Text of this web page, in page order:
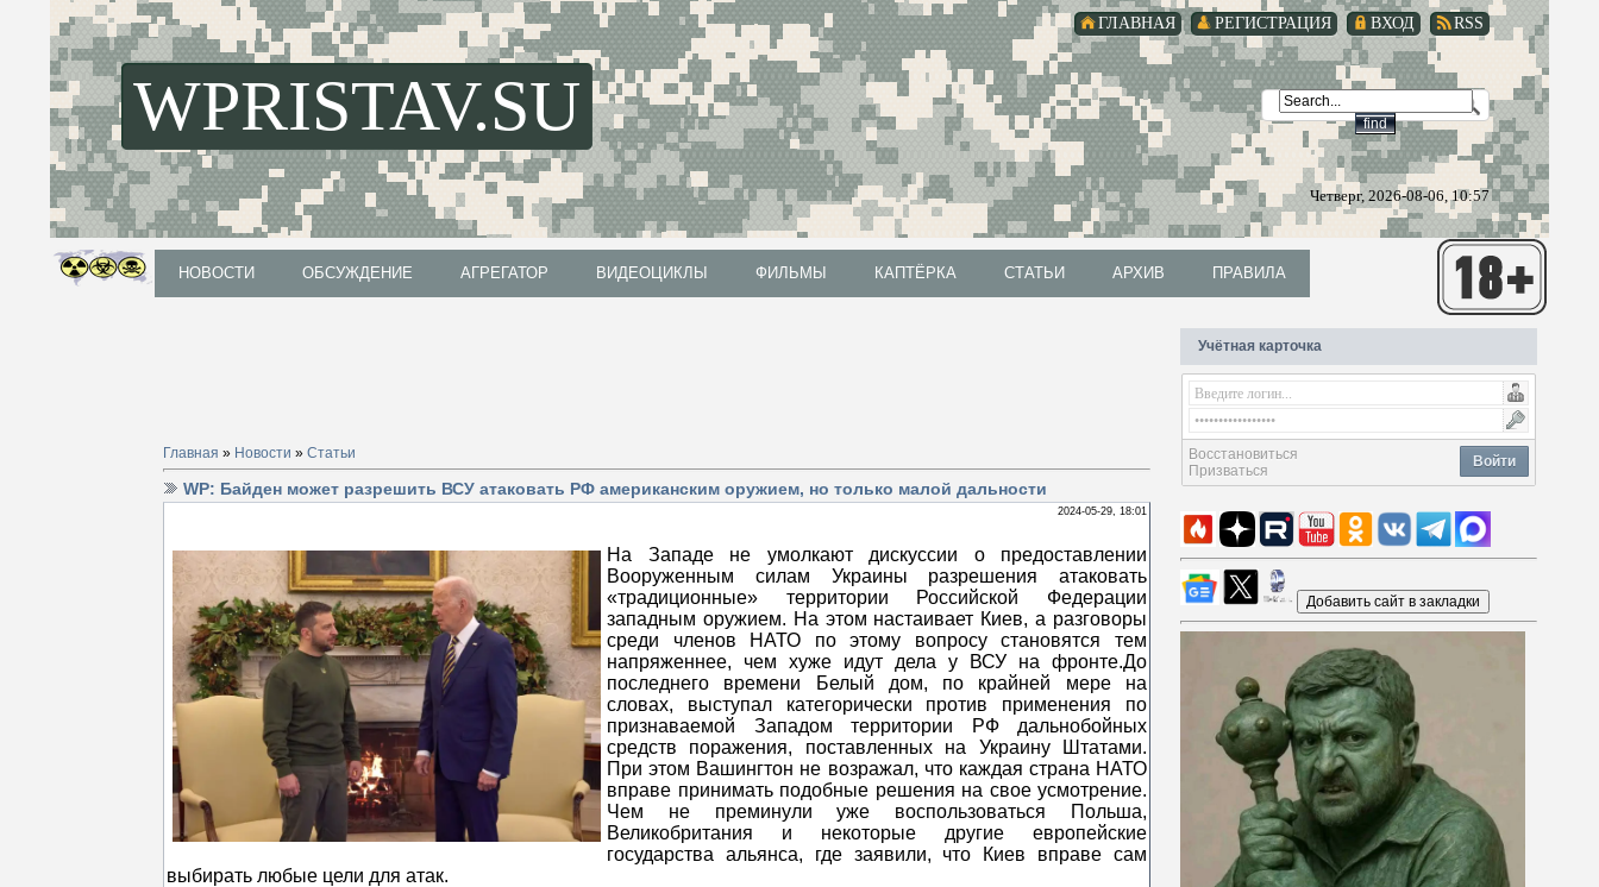
RSS
ВХОД
РЕГИСТРАЦИЯ
ГЛАВНАЯ
WPRISTAV.SU
Четверг, 2026-08-06, 10:57
НОВОСТИ ОБСУЖДЕНИЕ АГРЕГАТОР ВИДЕОЦИКЛЫ ФИЛЬМЫ КАПТЁРКА СТАТЬИ АРХИВ ПРАВИЛА
Главная » Новости » Статьи
WP: Байден может разрешить ВСУ атаковать РФ американским оружием, но только малой дальности
2024-05-29, 18:01
На Западе не умолкают дискуссии о предоставлении
Вооруженным силам Украины разрешения атаковать
«традиционные» территории Российской Федерации
западным оружием. На этом настаивает Киев, а разговоры
среди членов НАТО по этому вопросу становятся тем
напряженнее, чем хуже идут дела у ВСУ на фронте.До
последнего времени Белый дом, по крайней мере на
словах, выступал категорически против применения по
признаваемой Западом территории РФ дальнобойных
средств поражения, поставленных на Украину Штатами.
При этом Вашингтон не возражал, что каждая страна НАТО
вправе принимать подобные решения на свое усмотрение.
Чем не преминули уже воспользоваться Польша,
Великобритания и некоторые другие европейские
государства альянса, где заявили, что Киев вправе сам
выбирать любые цели для атак.
Учётная карточка
Войти
Восстановиться
Призваться